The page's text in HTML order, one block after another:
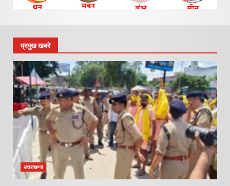
प्रमुख खबरे
उत्तराखण्ड